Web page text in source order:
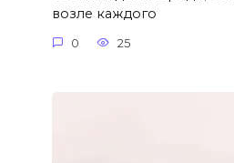
возле каждого
0 25